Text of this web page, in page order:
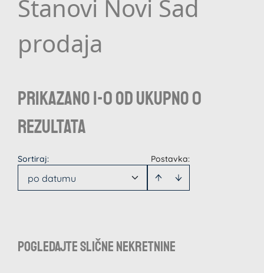
Stanovi Novi Sad
prodaja
Prikazano 1-0 od ukupno 0
rezultata
Postavka:
Sortiraj:
po datumu
Pogledajte slične nekretnine